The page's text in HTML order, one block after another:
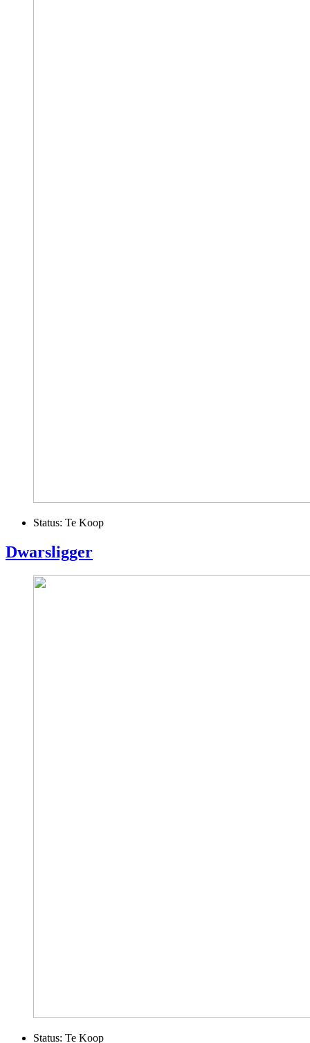
Status: Te Koop
Dwarsligger
Status: Te Koop